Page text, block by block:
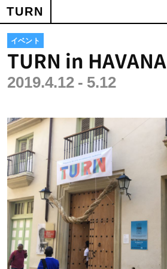
TURN
イベント
TURN in HAVANA
2019.4.12 - 5.12